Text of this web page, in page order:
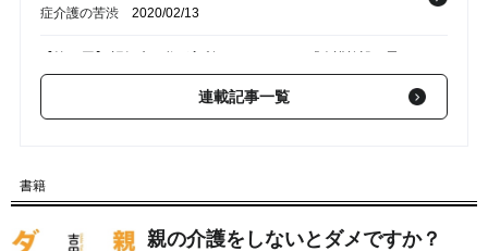
症介護の苦渋 2020/02/13
ぬ真実」2020/02/08
【第12回】 「包丁つきつけるから！」認知症の父に母絶叫、介
【第11回】 認知症の父の絶叫「俺が死ぬのを待っているの
連載記事一覧
書籍
親の介護をしないとダメですか？